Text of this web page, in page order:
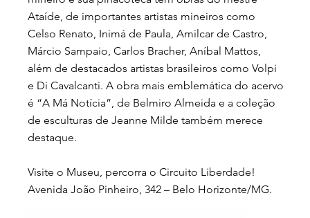
Ataíde, de importantes artistas mineiros como
Celso Renato, Inimá de Paula, Amilcar de Castro,
Márcio Sampaio, Carlos Bracher, Aníbal Mattos,
além de destacados artistas brasileiros como Volpi
e Di Cavalcanti. A obra mais emblemática do acervo
é “A Má Notícia”, de Belmiro Almeida e a coleção
de esculturas de Jeanne Milde também merece
destaque.
Visite o Museu, percorra o Circuito Liberdade!
Avenida João Pinheiro, 342 – Belo Horizonte/MG.